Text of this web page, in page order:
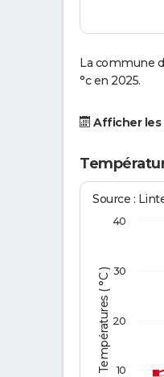
La commune
°c en 2025.
Afficher les
Températures ( °C )
Source :
10
20
30
40